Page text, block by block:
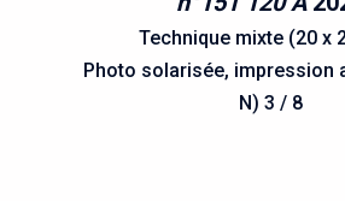
Technique mixte (20 x
Photo solarisée, impression
N) 3 / 8